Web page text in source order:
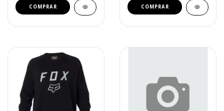
COMPRAR COMPRAR